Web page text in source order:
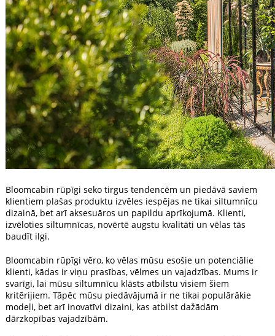
Bloomcabin rūpīgi seko tirgus tendencēm un piedāvā saviem
klientiem plašas produktu izvēles iespējas ne tikai siltumnīcu
dizainā, bet arī aksesuāros un papildu aprīkojumā. Klienti,
izvēloties siltumnīcas, novērtē augstu kvalitāti un vēlas tās
baudīt ilgi.
Bloomcabin rūpīgi vēro, ko vēlas mūsu esošie un potenciālie
klienti, kādas ir viņu prasības, vēlmes un vajadzības. Mums ir
svarīgi, lai mūsu siltumnīcu klāsts atbilstu visiem šiem
kritērijiem. Tāpēc mūsu piedāvājumā ir ne tikai populārākie
modeļi, bet arī inovatīvi dizaini, kas atbilst dažādām
dārzkopības vajadzībām.